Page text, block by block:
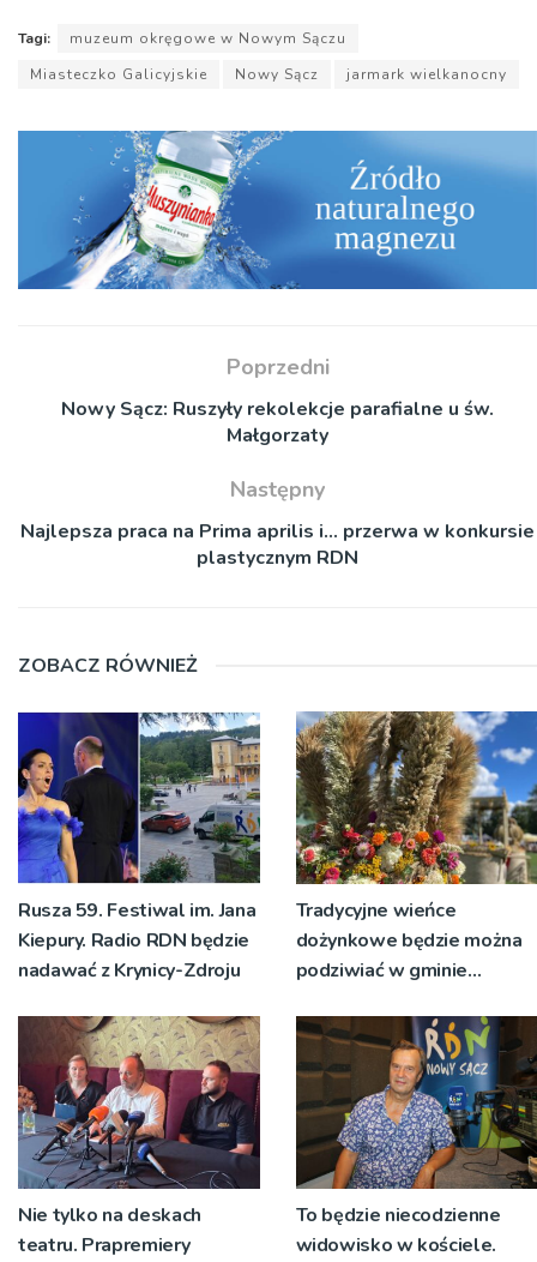
Tagi:
muzeum okręgowe w Nowym Sączu
Miasteczko Galicyjskie
Nowy Sącz jarmark wielkanocny
Poprzedni
Nowy Sącz: Ruszyły rekolekcje parafialne u św.
Małgorzaty
Następny
Najlepsza praca na Prima aprilis i… przerwa w konkursie
plastycznym RDN
ZOBACZ RÓWNIEŻ
Rusza 59. Festiwal im. Jana
Kiepury. Radio RDN będzie
nadawać z Krynicy-Zdroju
Tradycyjne wieńce
dożynkowe będzie można
podziwiać w gminie
Nie tylko na deskach
teatru. Prapremiery
To będzie niecodzienne
widowisko w kościele.